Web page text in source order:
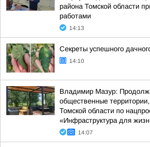
района Томской области
работами
14:13
Секреты успешного
14:10
Владимир Мазур:
общественные
Томской области по
«Инфраструктура для
14:07